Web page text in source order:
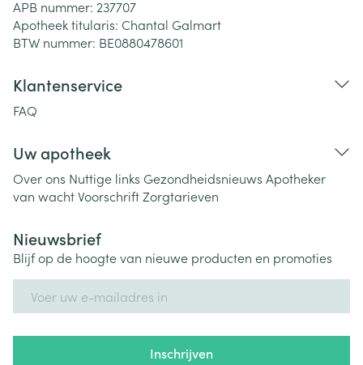
APB nummer: 237707
Apotheek titularis: Chantal Galmart
BTW nummer: BE0880478601
Klantenservice
FAQ
Uw apotheek
Over ons Nuttige links Gezondheidsnieuws Apotheker
van wachtVoorschriftZorgtarieven
Nieuwsbrief
Blijf op de hoogte van nieuwe producten en promoties
Inschrijven